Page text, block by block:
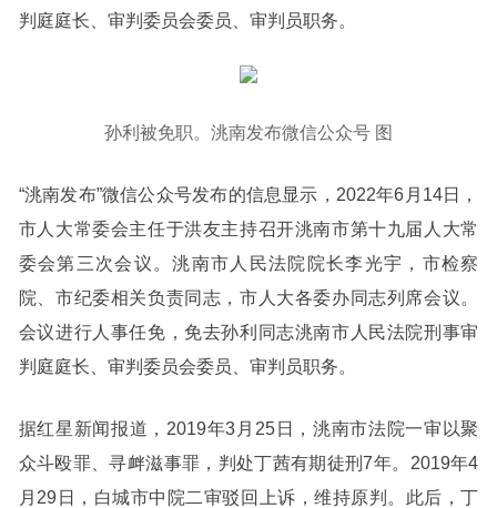
判庭庭长、审判委员会委员、审判员职务。
孙利被免职。洮南发布微信公众号 图
“洮南发布”微信公众号发布的信息显示，2022年6月14日，
市人大常委会主任于洪友主持召开洮南市第十九届人大常
委会第三次会议。洮南市人民法院院长李光宇，市检察
院、市纪委相关负责同志，市人大各委办同志列席会议。
会议进行人事任免，免去孙利同志洮南市人民法院刑事审
判庭庭长、审判委员会委员、审判员职务。
据红星新闻报道，2019年3月25日，洮南市法院一审以聚
众斗殴罪、寻衅滋事罪，判处丁茜有期徒刑7年。2019年4
月29日，白城市中院二审驳回上诉，维持原判。此后，丁